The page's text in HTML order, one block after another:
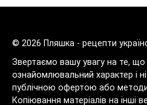
© 2026 Пляшка - рецепти
Звертаємо вашу увагу на те, що
ознайомлювальний характер і
публічною офертою або
Копіювання матеріалів на інші